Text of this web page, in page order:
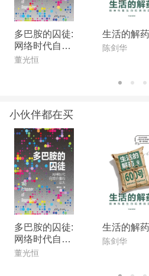
多巴胺的囚徒:
网络时代自我
价值的迷失
董光恒
生活的解药
陈剑华
小伙伴都在买
多巴胺的囚徒:
网络时代自我
价值的迷失
董光恒
生活的解药
陈剑华